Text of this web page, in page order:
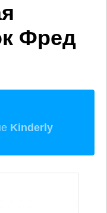
Фред
Kinderly